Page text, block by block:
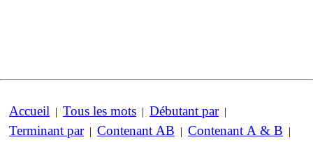
Accueil | Tous les mots | Débutant par|
Terminant par| Contenant AB | Contenant A & B |